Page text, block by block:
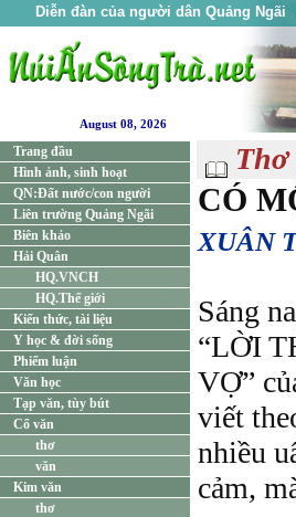
Diễn đàn của người dân Quảng Ngãi
August 08, 2026
Trang đầu
Hình ảnh, sinh hoạt
QN:Đất nước/con người
Liên trường Quảng Ngãi
Biên khảo
Hải Quân
HQ.VNCH
HQ.Thế giới
Kiến thức, tài liệu
Y học & đời sống
Phiếm luận
Văn học
Tạp văn, tùy bút
Cổ văn
thơ
văn
Kim văn
thơ
Thơ
CÓ
XUÂN
Sáng
“LỜI
VỢ”
viết
nhiều
cảm,